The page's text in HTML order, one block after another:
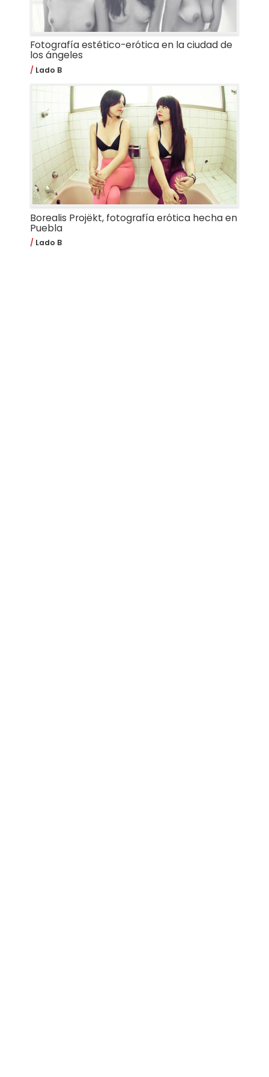
Fotografía estético-erótica en la ciudad de
los ángeles
Lado B
Borealis Projëkt, fotografía erótica hecha en
Puebla
Lado B